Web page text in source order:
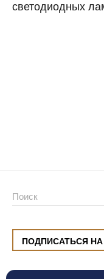
светодиодных
ПОДПИСАТЬСЯ
ул. Малышева, 8,